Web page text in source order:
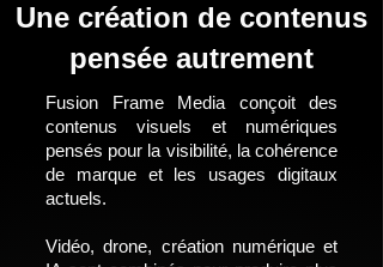
Une création de contenus
pensée autrement
Fusion Frame Media conçoit des
contenus visuels et numériques
pensés pour la visibilité, la cohérence
de marque et les usages digitaux
actuels.
Vidéo, drone, création numérique et